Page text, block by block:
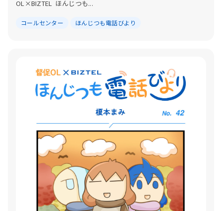
OL×BIZTEL ほんじつも...
コールセンター ほんじつも電話びより